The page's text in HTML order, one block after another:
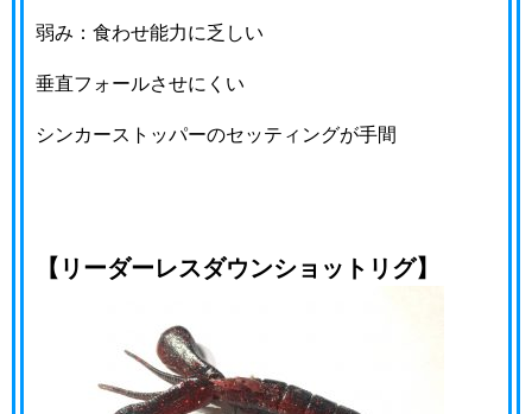
弱み：食わせ能力に乏しい
垂直フォールさせにくい
シンカーストッパーのセッティングが手間
【リーダーレスダウンショットリグ】